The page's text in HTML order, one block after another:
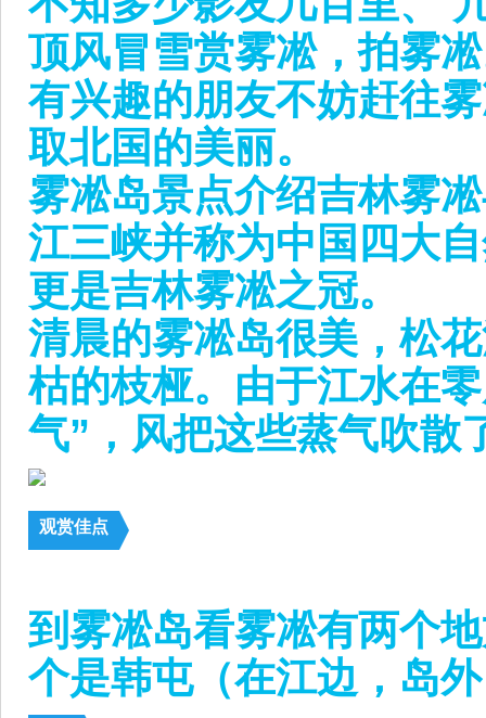
顶风冒雪赏雾凇，拍雾
有兴趣的朋友不妨赶往
取北国的美丽。
雾凇岛景点介绍吉林雾
江三峡并称为中国四大
更是吉林雾凇之冠。
清晨的雾凇岛很美，松
枯的枝桠。由于江水在
气”，风把这些蒸气吹散
观赏佳点
到雾凇岛看雾凇有两个
个是韩屯（在江边，岛